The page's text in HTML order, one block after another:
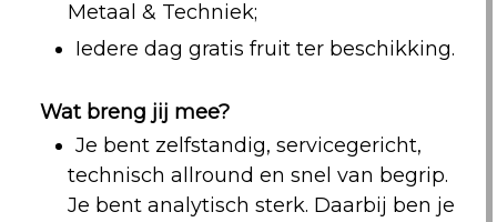
Metaal & Techniek;
Iedere dag gratis fruit ter beschikking.
Wat breng jij mee?
Je bent zelfstandig, servicegericht,
technisch allround en snel van begrip.
Je bent analytisch sterk. Daarbij ben je